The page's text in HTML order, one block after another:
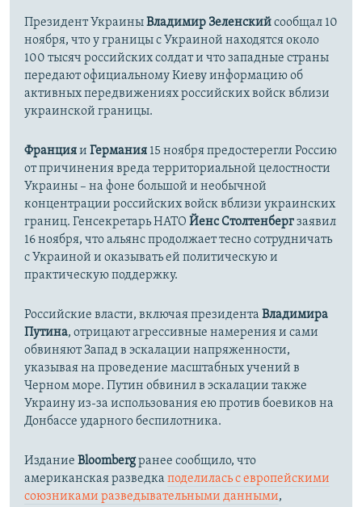
Президент УкраиныВладимир Зеленскийсообщал 10
ноября, что у границы с Украиной находятся около
100 тысяч российских солдат и что западные страны
передают официальному Киеву информацию об
активных передвижениях российских войск вблизи
украинской границы.
Францияи Германия 15 ноября предостерегли Россию
от причинения вреда территориальной целостности
Украины – на фоне большой и необычной
концентрации российских войск вблизи украинских
границ. Генсекретарь НАТО Йенс Столтенбергзаявил
16 ноября, что альянс продолжает тесно сотрудничать
с Украиной и оказывать ей политическую и
практическую поддержку.
Российские власти, включая президента Владимира
Путина, отрицают агрессивные намерения и сами
обвиняют Запад в эскалации напряженности,
указывая на проведение масштабных учений в
Черном море. Путин обвинил в эскалации также
Украину из-за использования ею против боевиков на
Донбассе ударного беспилотника.
Издание Bloombergранее сообщило, что
американская разведка поделилась с европейскими
союзниками разведывательными данными,